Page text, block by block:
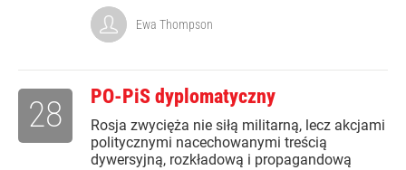
Ewa Thompson
PO-PiS dyplomatyczny
Rosja zwycięża nie siłą militarną, lecz akcjami
politycznymi nacechowanymi treścią
dywersyjną, rozkładową i propagandową
28